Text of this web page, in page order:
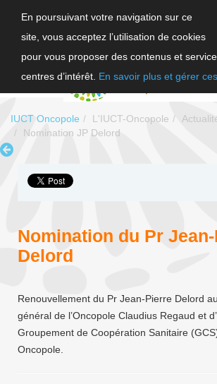
En poursuivant votre navigation sur ce
site, vous acceptez l’utilisation de cookies
pour vous proposer des contenus et
centres d’intérêt. En savoir plus et gérer
IUCT Oncopole L'IUCT-Oncopole
Nomination JP Delord
Nomination du Pr
Delord
Renouvellement du Pr Jean-Pierre Delord
général de l’Oncopole Claudius Regaud et
Groupement de Coopération Sanitaire
Oncopole.